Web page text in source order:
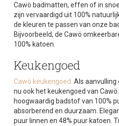
Cawö badmatten, effen of in
zijn vervaardigd uit 100%
de kleuren te passen van onze
Bijvoorbeeld, de Cawö
100% katoen.
Keukengoed
Cawö keukengoed. Als aanvulling
nu ook het keukengoed van Cawö.
hoogwaardig badstof van 100%
absorberend en duurzaam.
puur linnen en 48% puur katoen.